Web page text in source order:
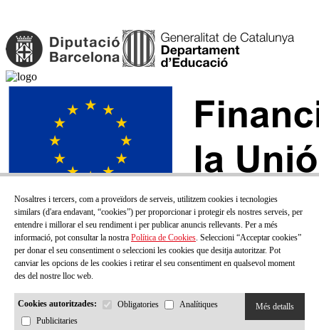
Nosaltres i tercers, com a proveïdors de serveis, utilitzem cookies i tecnologies
similars (d'ara endavant, “cookies”) per proporcionar i protegir els nostres serveis, per
entendre i millorar el seu rendiment i per publicar anuncis rellevants. Per a més
informació, pot consultar la nostra Política de Cookies. Seleccioni “Acceptar cookies”
per donar el seu consentiment o seleccioni les cookies que desitja autoritzar. Pot
canviar les opcions de les cookies i retirar el seu consentiment en qualsevol moment
des del nostre lloc web.
Cookies autoritzades: Obligatories
Analítiques
Publicitaries
Més detalls